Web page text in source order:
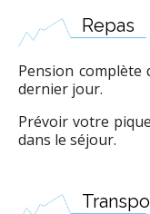
Repas
Pension
dernier jour.
Prévoir votre
dans le séjour.